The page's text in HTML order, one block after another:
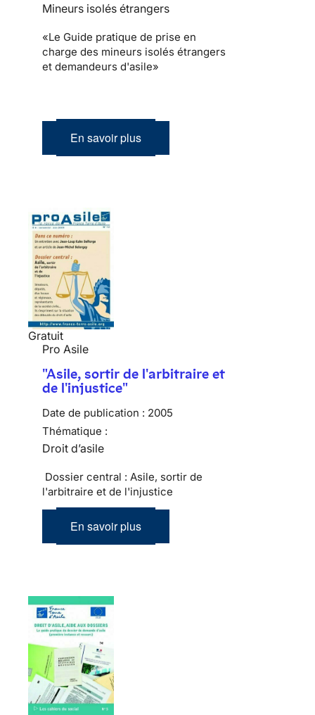
Mineurs isolés étrangers
«Le Guide pratique de prise en
charge des mineurs isolés étrangers
et demandeurs d'asile»
En savoir plus
Gratuit
Pro Asile
"Asile, sortir de l'arbitraire et
de l'injustice"
Date de publication : 2005
Thématique :
Droit d’asile
Dossier central : Asile, sortir de
l'arbitraire et de l'injustice
En savoir plus